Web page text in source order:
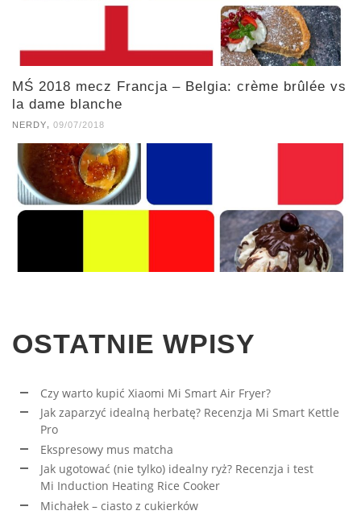
MŚ 2018 mecz Francja – Belgia: crème brûlée vs
la dame blanche
NERDY 09/07/2018
OSTATNIE WPISY
Czy warto kupić Xiaomi Mi Smart Air Fryer?
Jak zaparzyć idealną herbatę? Recenzja Mi Smart Kettle
Pro
Ekspresowy mus matcha
Jak ugotować (nie tylko) idealny ryż? Recenzja i test
Mi Induction Heating Rice Cooker
Michałek – ciasto z cukierków